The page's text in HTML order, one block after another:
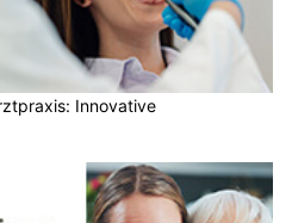
Innovative